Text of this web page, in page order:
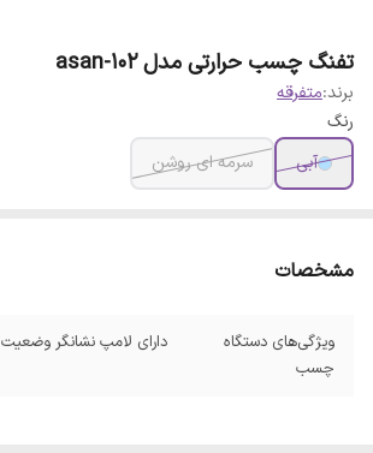
تفنگ چسب حرارتی مدل asan-102
برند:متفرقه
رنگ
آبی
سرمه ای روشن
مشخصات
ویژگی‌های دستگاه
چسب
دارای لامپ نشانگر وضعیت